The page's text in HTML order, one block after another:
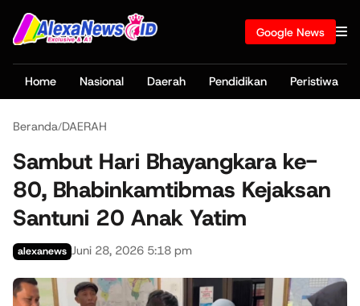
Google News
Home Nasional Daerah Pendidikan Peristiwa
Beranda/DAERAH
Sambut Hari Bhayangkara ke-
80, Bhabinkamtibmas Kejaksan
Santuni 20 Anak Yatim
alexanews Juni 28, 2026 5:18 pm